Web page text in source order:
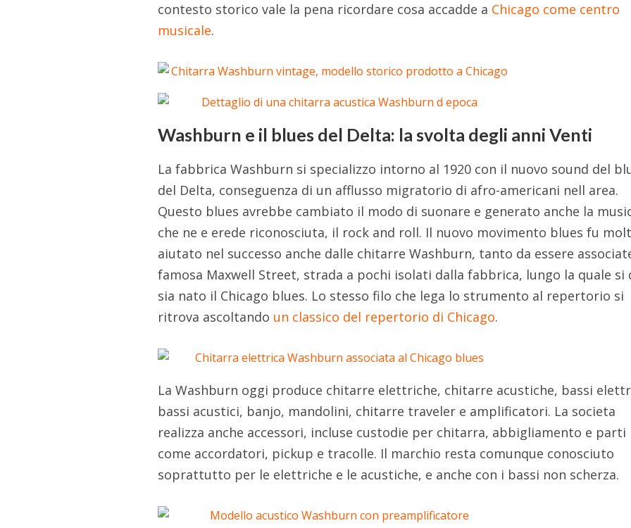
contesto storico vale la pena ricordare cosa accadde a Chicago come centro
musicale.
Washburn e il blues del Delta: la svolta degli anni Venti
La fabbrica Washburn si specializzo intorno al 1920 con il nuovo sound del
del Delta, conseguenza di un afflusso migratorio di afro-americani nell area.
Questo blues avrebbe cambiato il modo di suonare e generato anche la
che ne e erede riconosciuta, il rock and roll. Il nuovo movimento blues fu
aiutato nel successo anche dalle chitarre Washburn, tanto da essere
famosa Maxwell Street, strada a pochi isolati dalla fabbrica, lungo la quale si
sia nato il Chicago blues. Lo stesso filo che lega lo strumento al repertorio si
ritrova ascoltando un classico del repertorio di Chicago.
La Washburn oggi produce chitarre elettriche, chitarre acustiche, bassi
bassi acustici, banjo, mandolini, chitarre traveler e amplificatori. La societa
realizza anche accessori, incluse custodie per chitarra, abbigliamento e parti
come accordatori, pickup e tracolle. Il marchio resta comunque conosciuto
soprattutto per le elettriche e le acustiche, e anche con i bassi non scherza.